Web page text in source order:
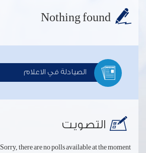
Nothing found
الصيادلة في الاعلام
التصويت
Sorry, there are no polls available at the moment.